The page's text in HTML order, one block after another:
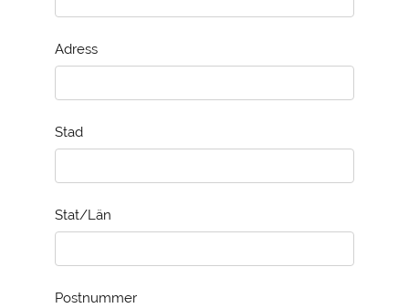
Adress
Stad
Stat/Län
Postnummer